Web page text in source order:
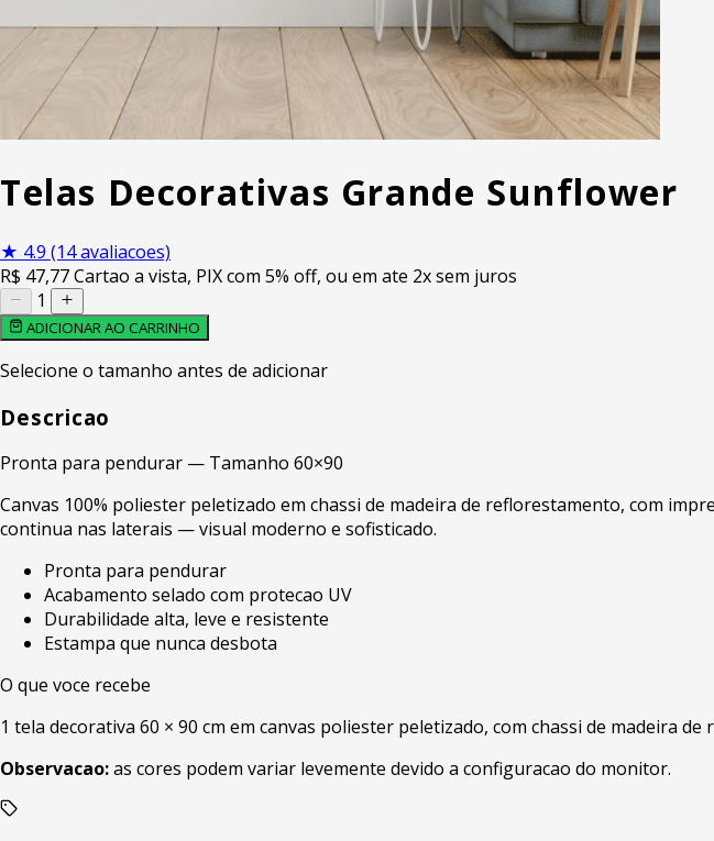
Telas Decorativas Grande Sunflower
★ 4.9 (14 avaliacoes)
R$ 47,77Cartao a vista, PIX com 5% off, ou em ate 2x sem juros
1
ADICIONAR AO CARRINHO
Selecione o tamanho antes de adicionar
Descricao
Pronta para pendurar — Tamanho 60×90
Canvas 100% poliester peletizado em chassi de madeira de reflorestamento, com
continua nas laterais — visual moderno e sofisticado.
Pronta para pendurar
Acabamento selado com protecao UV
Durabilidade alta, leve e resistente
Estampa que nunca desbota
O que voce recebe
1 tela decorativa 60 × 90 cm em canvas poliester peletizado, com chassi de madeira
Observacao:as cores podem variar levemente devido a configuracao do monitor.